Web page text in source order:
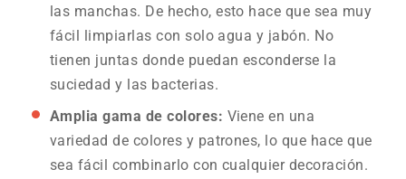
las manchas. De hecho, esto hace que sea muy
fácil limpiarlas con solo agua y jabón. No
tienen juntas donde puedan esconderse la
suciedad y las bacterias.
Amplia gama de colores: Viene en una
variedad de colores y patrones, lo que hace que
sea fácil combinarlo con cualquier decoración.